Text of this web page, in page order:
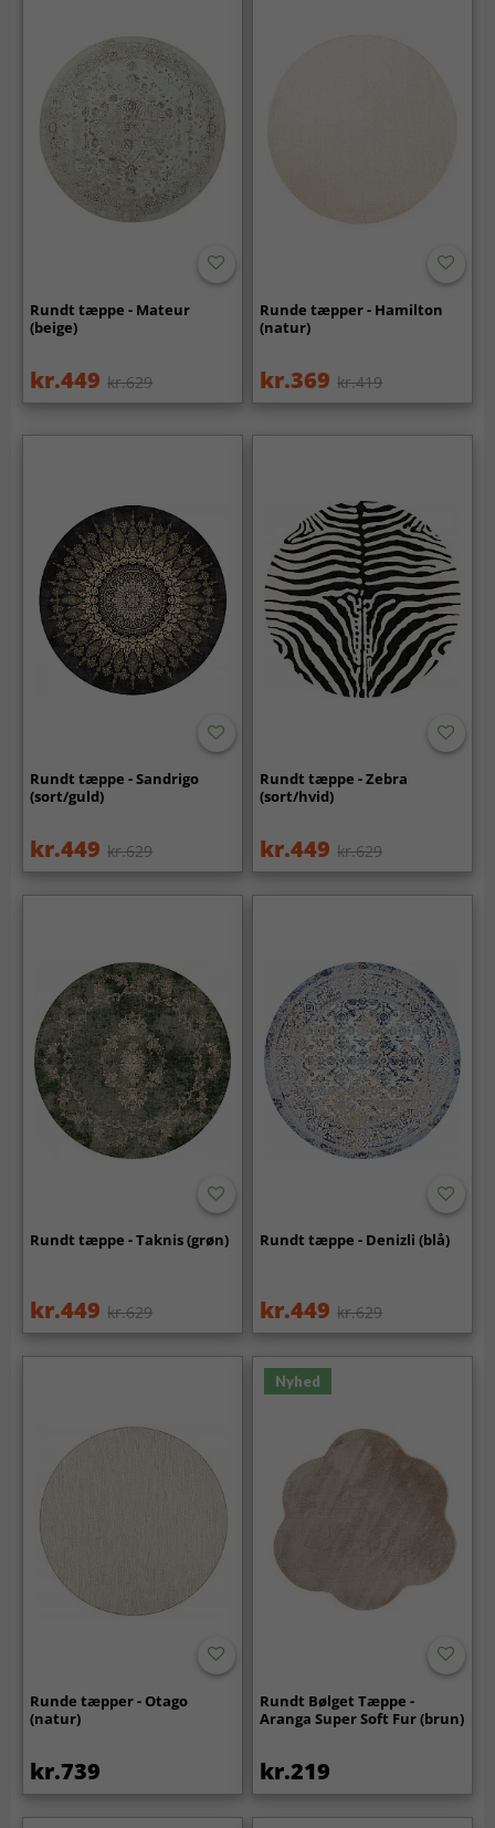
Rundt tæppe - Mateur
(beige)
kr.449 kr.629
Runde tæpper - Hamilton
(natur)
kr.369 kr.419
Rundt tæppe - Sandrigo
(sort/guld)
kr.449 kr.629
Rundt tæppe - Zebra
(sort/hvid)
kr.449 kr.629
Rundt tæppe - Taknis (grøn)
kr.449 kr.629
Rundt tæppe - Denizli (blå)
kr.449 kr.629
Runde tæpper - Otago
(natur)
kr.739
Nyhed
Rundt Bølget Tæppe -
Aranga Super Soft Fur (brun)
kr.219